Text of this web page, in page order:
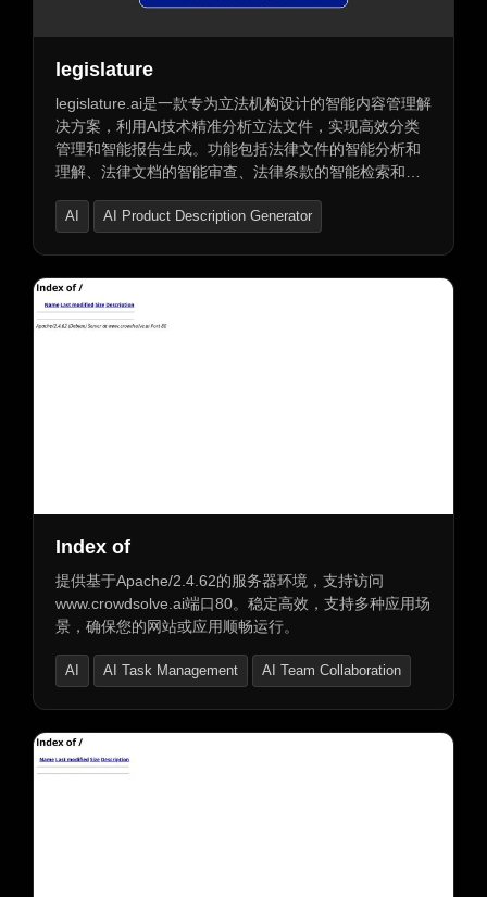
legislature
legislature.ai是一款专为立法机构设计的智能内容管理解
决方案，利用AI技术精准分析立法文件，实现高效分类
管理和智能报告生成。功能包括法律文件的智能分析和
理解、法律文档的智能审查、法律条款的智能检索和比
案例的智能分析。全面优化立法流程，提升工作效率和
AI
AI Product Description Generator
Index of
提供基于Apache/2.4.62的服务器环境，支持访问
www.crowdsolve.ai端口80。稳定高效，支持多种应用场
景，确保您的网站或应用顺畅运行。
AI AI Task Management AI Team Collaboration